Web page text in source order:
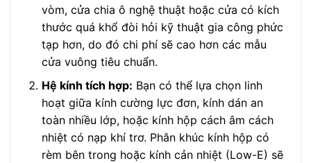
vòm, cửa chia ô nghệ thuật hoặc cửa có kích
thước quá khổ đòi hỏi kỹ thuật gia công phức
tạp hơn, do đó chi phí sẽ cao hơn các mẫu
cửa vuông tiêu chuẩn.
Hệ kính tích hợp: Bạn có thể lựa chọn linh
hoạt giữa kính cường lực đơn, kính dán an
toàn nhiều lớp, hoặc kính hộp cách âm cách
nhiệt có nạp khí trơ. Phân khúc kính hộp có
rèm bên trong hoặc kính cản nhiệt (Low-E) sẽ